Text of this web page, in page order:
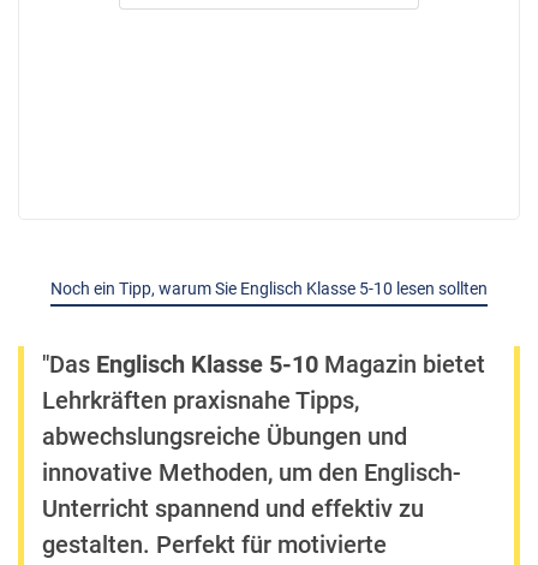
Noch ein Tipp, warum Sie Englisch Klasse 5-10 lesen sollten
"Das Englisch Klasse 5-10 Magazin bietet
Lehrkräften praxisnahe Tipps,
abwechslungsreiche Übungen und
innovative Methoden, um den Englisch-
Unterricht spannend und effektiv zu
gestalten. Perfekt für motivierte